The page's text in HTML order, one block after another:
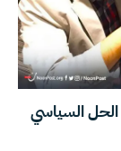
السياسي